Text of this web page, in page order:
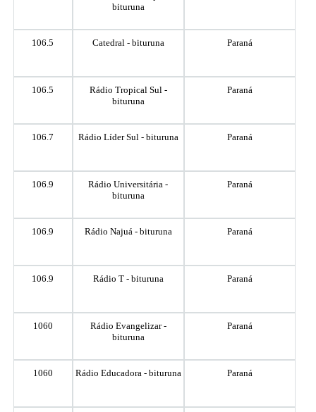
bituruna
106.5 Catedral - bituruna Paraná
106.5
Rádio Tropical Sul -
bituruna
Paraná
106.7 Rádio Líder Sul - bituruna Paraná
106.9
Rádio Universitária -
bituruna
Paraná
106.9 Rádio Najuá - bituruna Paraná
106.9 Rádio T - bituruna Paraná
1060
Rádio Evangelizar -
bituruna
Paraná
1060 Rádio Educadora - bituruna Paraná